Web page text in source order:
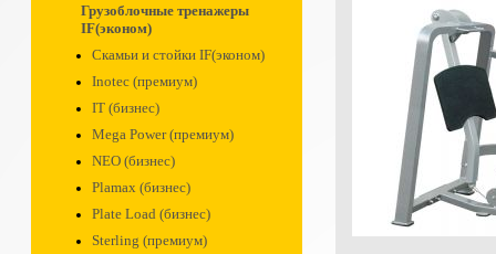
Грузоблочные тренажеры
IF(эконом)
Скамьи и стойки IF(эконом)
Inotec (премиум)
IT (бизнес)
Mega Power (премиум)
NEO (бизнес)
Plamax (бизнес)
Plate Load (бизнес)
Sterling (премиум)